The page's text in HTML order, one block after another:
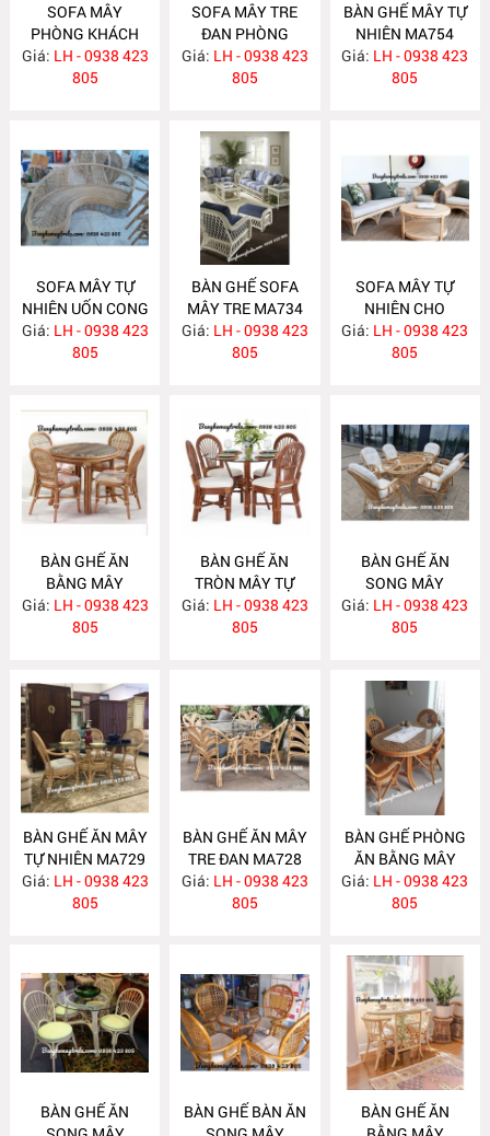
SOFA MÂY
PHÒNG KHÁCH
MA760
Giá: LH - 0938 423
805
SOFA MÂY TRE
ĐAN PHÒNG
KHÁCH MA755
Giá: LH - 0938 423
805
BÀN GHẾ MÂY TỰ
NHIÊN MA754
Giá: LH - 0938 423
805
SOFA MÂY TỰ
NHIÊN UỐN CONG
MA743
Giá: LH - 0938 423
805
BÀN GHẾ SOFA
MÂY TRE MA734
Giá: LH - 0938 423
805
SOFA MÂY TỰ
NHIÊN CHO
PHÒNG KHÁCH
MA733
Giá: LH - 0938 423
805
BÀN GHẾ ĂN
BẰNG MÂY
MA732
Giá: LH - 0938 423
805
BÀN GHẾ ĂN
TRÒN MÂY TỰ
NHIÊN MA731
Giá: LH - 0938 423
805
BÀN GHẾ ĂN
SONG MÂY
MA730
Giá: LH - 0938 423
805
BÀN GHẾ ĂN MÂY
TỰ NHIÊN MA729
Giá: LH - 0938 423
805
BÀN GHẾ ĂN MÂY
TRE ĐAN MA728
Giá: LH - 0938 423
805
BÀN GHẾ PHÒNG
ĂN BẰNG MÂY
MA727
Giá: LH - 0938 423
805
BÀN GHẾ ĂN
BÀN GHẾ BÀN ĂN
BÀN GHẾ ĂN